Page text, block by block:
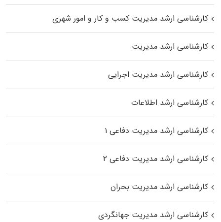
کارشناسی ارشد مدیریت کسب و کار و امور شهری
کارشناسی ارشد مدیریت
کارشناسی ارشد مدیریت اجرایی
کارشناسی ارشد اطلاعات
کارشناسی ارشد مدیریت دفاعی ۱
کارشناسی ارشد مدیریت دفاعی ۲
کارشناسی ارشد مدیریت بحران
کارشناسی ارشد مدیریت جهانگردی